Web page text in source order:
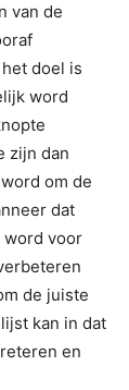
van de
doel is
word
zijn dan
om de
dat
word voor
de juiste
kan in dat
en